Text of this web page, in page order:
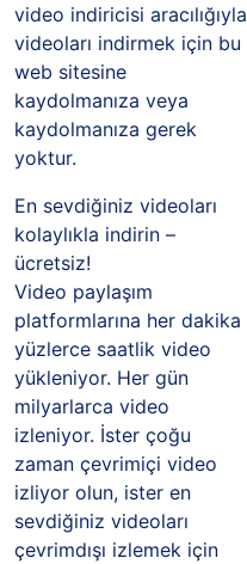
video indiricisi aracılığıyla
videoları indirmek için bu
web sitesine
kaydolmanıza veya
kaydolmanıza gerek
yoktur.
En sevdiğiniz videoları
kolaylıkla indirin –
ücretsiz!
Video paylaşım
platformlarına her dakika
yüzlerce saatlik video
yükleniyor. Her gün
milyarlarca video
izleniyor. İster çoğu
zaman çevrimiçi video
izliyor olun, ister en
sevdiğiniz videoları
çevrimdışı izlemek için